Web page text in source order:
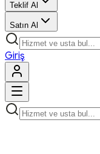
Teklif Al
Satın Al
Giriş